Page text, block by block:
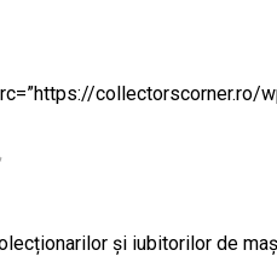
collectorscorner.ro/
și iubitorilor de